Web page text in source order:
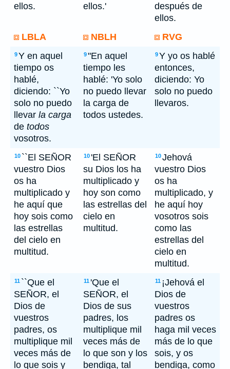
ellos.
ellos.'
después de
ellos.
LBLA
NBLH RVG
9Y en aquel
tiempo os
hablé,
diciendo: ``Yo
solo no puedo
llevar la carga
de todos
vosotros.
9"En aquel
tiempo les
hablé: 'Yo solo
no puedo llevar
la carga de
todos ustedes.
9Y yo os hablé
entonces,
diciendo: Yo
solo no puedo
llevaros.
10 ``El SEÑOR
vuestro Dios
os ha
multiplicado y
he aquí que
hoy sois como
las estrellas
del cielo en
multitud.
10 'El SEÑOR
su Dios los ha
multiplicado y
hoy son como
las estrellas del
cielo en
multitud.
10Jehová
vuestro Dios
os ha
multiplicado, y
he aquí hoy
vosotros sois
como las
estrellas del
cielo en
multitud.
11 ``Que el
SEÑOR, el
Dios de
vuestros
padres, os
multiplique mil
veces más de
lo que sois y
11 'Que el
SEÑOR, el
Dios de sus
padres, los
multiplique mil
veces más de
lo que son y los
bendiga, tal
11 ¡Jehová el
Dios de
vuestros
padres os
haga mil veces
más de lo que
sois, y os
bendiga, como